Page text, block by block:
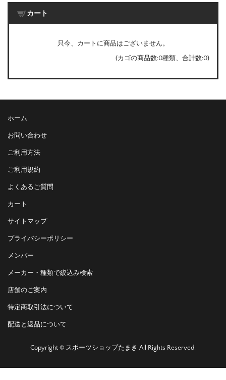
カート
只今、カートに商品はございません。
(カゴの商品数:0種類、合計数:0)
ホーム
お問い合わせ
ご利用方法
ご利用規約
よくあるご質問
カート
サイトマップ
プライバシーポリシー
メンバー
メーカー・種類で絞込み検索
店舗のご案内
特定商取引法について
配送と返品について
Copyright © スポーツショップたまき All Rights Reserved.